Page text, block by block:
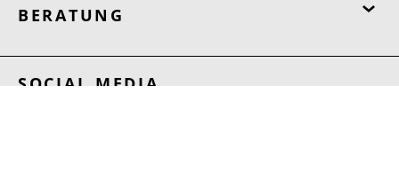
BERATUNG
SOCIAL MEDIA